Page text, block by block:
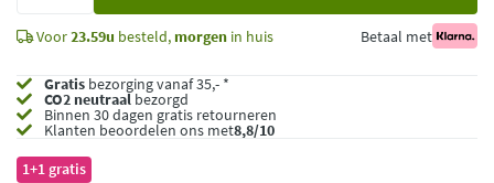
Voor23.59u besteld, morgen in huis Betaal met
Gratis bezorging vanaf 35,- *
CO2 neutraalbezorgd
Binnen 30 dagen gratis retourneren
Klanten beoordelen ons met8,8/10
1+1 gratis